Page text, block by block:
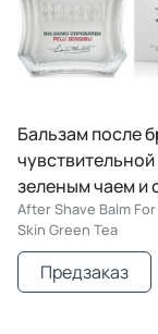
Бальзам после
зеленым чаем и
After Shave Balm
Skin Green Tea
Предзаказ